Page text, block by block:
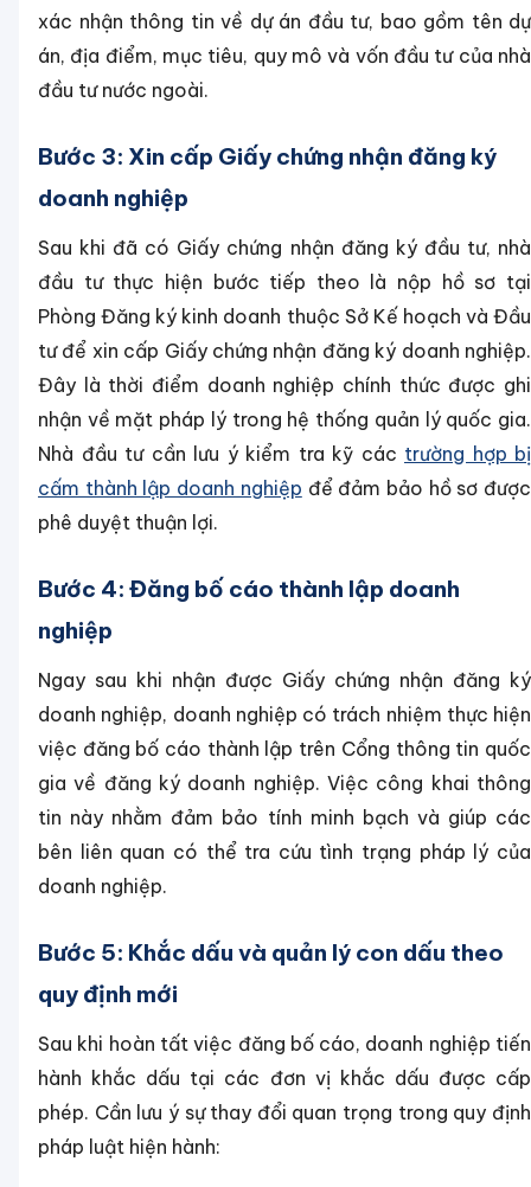
xác nhận thông tin về dự án đầu tư, bao gồm tên dự
án, địa điểm, mục tiêu, quy mô và vốn đầu tư của nhà
đầu tư nước ngoài.
Bước 3: Xin cấp Giấy chứng nhận đăng ký
doanh nghiệp
Sau khi đã có Giấy chứng nhận đăng ký đầu tư, nhà
đầu tư thực hiện bước tiếp theo là nộp hồ sơ tại
Phòng Đăng ký kinh doanh thuộc Sở Kế hoạch và Đầu
tư để xin cấp Giấy chứng nhận đăng ký doanh nghiệp.
Đây là thời điểm doanh nghiệp chính thức được ghi
nhận về mặt pháp lý trong hệ thống quản lý quốc gia.
Nhà đầu tư cần lưu ý kiểm tra kỹ các trường hợp bị
cấm thành lập doanh nghiệp để đảm bảo hồ sơ được
phê duyệt thuận lợi.
Bước 4: Đăng bố cáo thành lập doanh
nghiệp
Ngay sau khi nhận được Giấy chứng nhận đăng ký
doanh nghiệp, doanh nghiệp có trách nhiệm thực hiện
việc đăng bố cáo thành lập trên Cổng thông tin quốc
gia về đăng ký doanh nghiệp. Việc công khai thông
tin này nhằm đảm bảo tính minh bạch và giúp các
bên liên quan có thể tra cứu tình trạng pháp lý của
doanh nghiệp.
Bước 5: Khắc dấu và quản lý con dấu theo
quy định mới
Sau khi hoàn tất việc đăng bố cáo, doanh nghiệp tiến
hành khắc dấu tại các đơn vị khắc dấu được cấp
phép. Cần lưu ý sự thay đổi quan trọng trong quy định
pháp luật hiện hành: